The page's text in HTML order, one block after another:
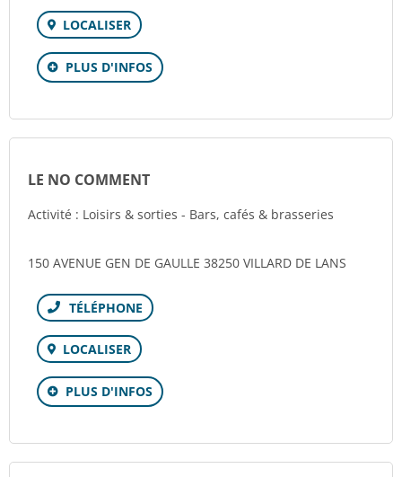
LOCALISER
PLUS D'INFOS
LE NO COMMENT
Activité : Loisirs & sorties - Bars, cafés & brasseries
150 AVENUE GEN DE GAULLE 38250 VILLARD DE LANS
Téléphone
LOCALISER
PLUS D'INFOS